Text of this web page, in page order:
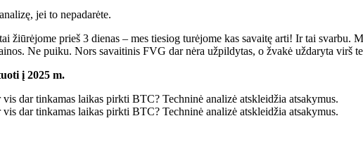
jei to nepadarėte.
žiūrėjome prieš 3 dienas – mes tiesiog turėjome kas savaitę arti! Ir tai
Ne puiku. Nors savaitinis FVG dar nėra užpildytas, o žvakė uždaryta
į 2025 m.